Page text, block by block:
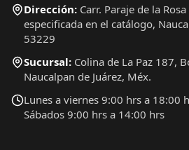
Dirección: Carr. Paraje de la
especificada en el catálogo,
53229
Sucursal: Colina de La Paz 187,
Naucalpan de Juárez, Méx.
Lunes a viernes 9:00 hrs a 18:00
Sábados 9:00 hrs a 14:00 hrs